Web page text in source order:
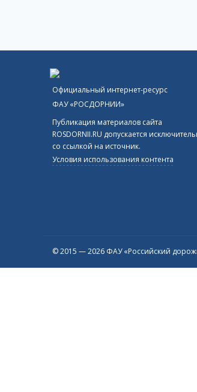
Официальный интернет-ресурс
ФАУ «РОСДОРНИИ»
Публикация материалов сайта
ROSDORNII.RU допускается
со ссылкой на источник.
Условия использования контента
© 2015 — 2026 ФАУ «Российский